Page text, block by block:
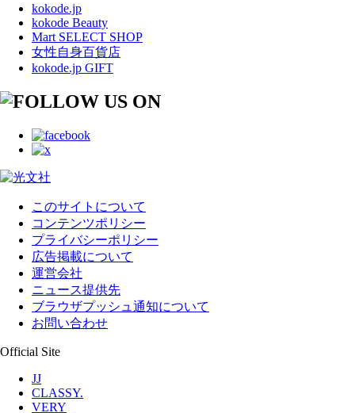
kokode.jp
kokode Beauty
Mart SELECT SHOP
女性自身百貨店
kokode.jp GIFT
このサイトについて
コンテンツポリシー
プライバシーポリシー
広告掲載について
運営会社
ニュース提供先
ブラウザプッシュ通知について
お問い合わせ
Official Site
JJ
CLASSY.
VERY